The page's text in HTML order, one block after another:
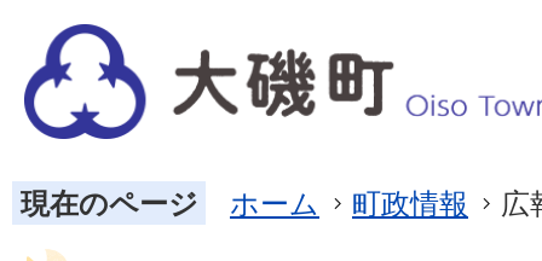
現在のページ ホーム 町政情報 広